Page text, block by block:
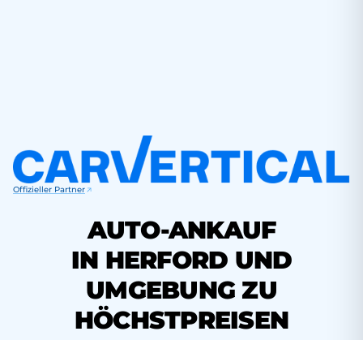
Offizieller Partner
AUTO-ANKAUF
IN HERFORD UND
UMGEBUNG ZU
HÖCHSTPREISEN